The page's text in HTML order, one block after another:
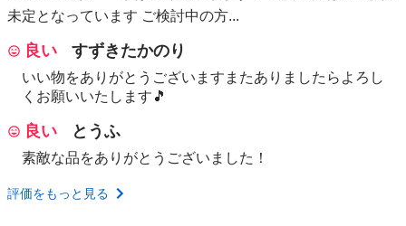
未定となっています ご検討中の方...
良い すずきたかのり
いい物をありがとうございますまたありましたらよろし
くお願いいたします🎵
良い とうふ
素敵な品をありがとうございました！
評価をもっと見る